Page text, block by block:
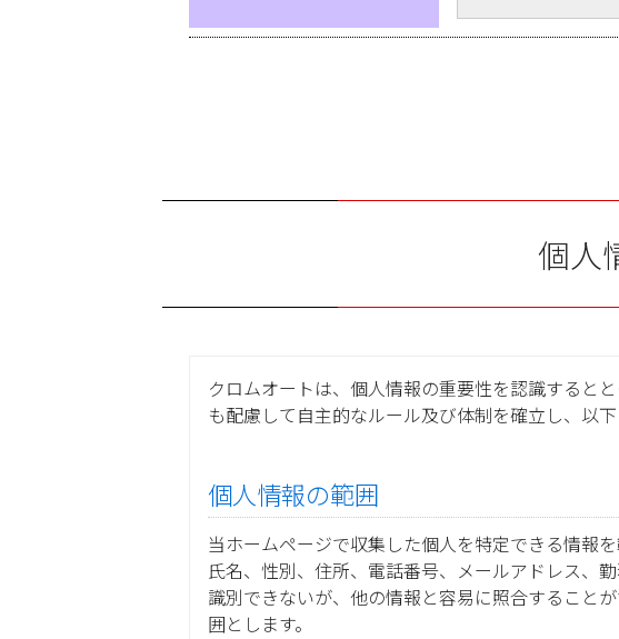
個人
クロムオートは、個人情報の重要性を認識すると
も配慮して自主的なルール及び体制を確立し、以
個人情報の範囲
当ホームページで収集した個人を特定できる情報を
氏名、性別、住所、電話番号、メールアドレス、
識別できないが、他の情報と容易に照合すること
囲とします。